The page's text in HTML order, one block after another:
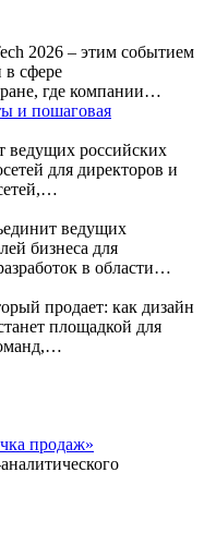
2026 – этим событием
в сфере
где компании…
и пошаговая
ведущих российских
для директоров и
ведущих
бизнеса для
в области…
продает: как дизайн
площадкой для